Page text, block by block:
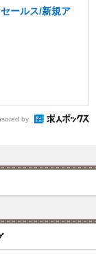
ールス/新規ア
by